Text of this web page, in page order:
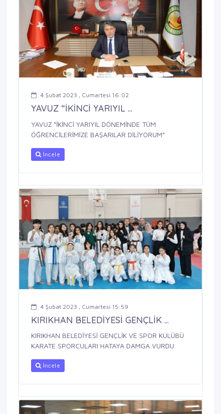
4 Şubat 2023 , Cumartesi 16:02
YAVUZ “İKİNCİ YARIYIL ...
YAVUZ “İKİNCİ YARIYIL DÖNEMİNDE TÜM
ÖĞRENCİLERİMİZE BAŞARILAR DİLİYORUM”
İncele
4 Şubat 2023 , Cumartesi 15:59
KIRIKHAN BELEDİYESİ GENÇLİK ...
KIRIKHAN BELEDİYESİ GENÇLİK VE SPOR KULÜBÜ
KARATE SPORCULARI HATAYA DAMGA VURDU
İncele